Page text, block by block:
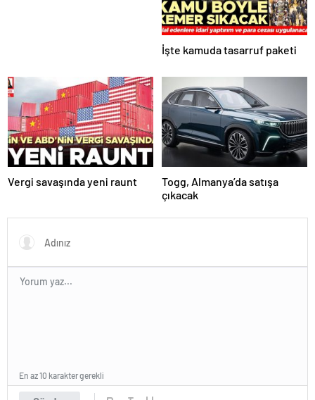
İşte kamuda tasarruf paketi
Vergi savaşında yeni raunt
Togg, Almanya’da satışa
çıkacak
En az 10 karakter gerekli